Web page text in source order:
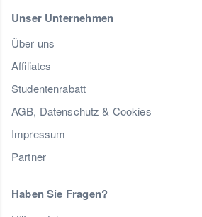
Unser Unternehmen
Über uns
Affiliates
Studentenrabatt
AGB, Datenschutz & Cookies
Impressum
Partner
Haben Sie Fragen?